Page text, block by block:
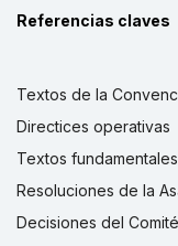
Referencias claves
Textos de la
Directices operativas
Textos fundamentales
Resoluciones de la
Decisiones del Comité